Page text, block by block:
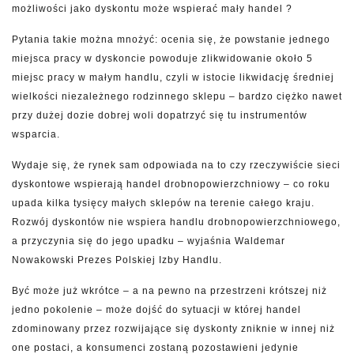
możliwości jako dyskontu może wspierać mały handel ?
Pytania takie można mnożyć: ocenia się, że powstanie jednego
miejsca pracy w dyskoncie powoduje zlikwidowanie około 5
miejsc pracy w małym handlu, czyli w istocie likwidację średniej
wielkości niezależnego rodzinnego sklepu – bardzo ciężko nawet
przy dużej dozie dobrej woli dopatrzyć się tu instrumentów
wsparcia.
Wydaje się, że rynek sam odpowiada na to czy rzeczywiście sieci
dyskontowe wspierają handel drobnopowierzchniowy – co roku
upada kilka tysięcy małych sklepów na terenie całego kraju.
Rozwój dyskontów nie wspiera handlu drobnopowierzchniowego,
a przyczynia się do jego upadku – wyjaśnia Waldemar
Nowakowski Prezes Polskiej Izby Handlu.
Być może już wkrótce – a na pewno na przestrzeni krótszej niż
jedno pokolenie – może dojść do sytuacji w której handel
zdominowany przez rozwijające się dyskonty zniknie w innej niż
one postaci, a konsumenci zostaną pozostawieni jedynie